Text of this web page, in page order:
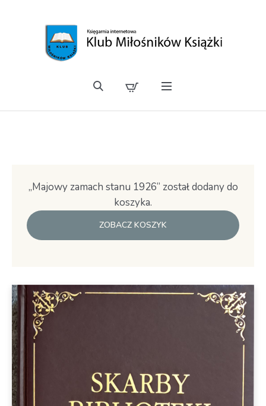
„Majowy zamach stanu 1926” został dodany do
koszyka.
ZOBACZ KOSZYK